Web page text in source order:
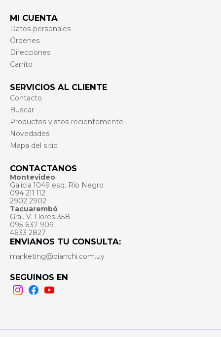
MI CUENTA
Datos personales
Órdenes
Direcciones
Carrito
SERVICIOS AL CLIENTE
Contacto
Buscar
Productos vistos recientemente
Novedades
Mapa del sitio
CONTACTANOS
Montevideo
Galicia 1049 esq. Río Negro
094 211 112
2902 2902
Tacuarembó
Gral. V. Flores 358
095 637 909
4633 2827
ENVIANOS TU CONSULTA:
marketing@bianchi.com.uy
SEGUINOS EN
Instagram
FacebookYoutube